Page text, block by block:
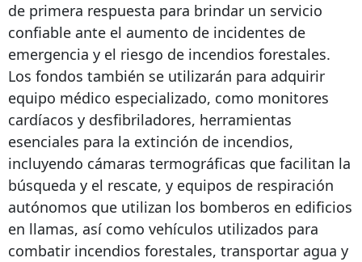
de primera respuesta para brindar un servicio
confiable ante el aumento de incidentes de
emergencia y el riesgo de incendios forestales.
Los fondos también se utilizarán para adquirir
equipo médico especializado, como monitores
cardíacos y desfibriladores, herramientas
esenciales para la extinción de incendios,
incluyendo cámaras termográficas que facilitan la
búsqueda y el rescate, y equipos de respiración
autónomos que utilizan los bomberos en edificios
en llamas, así como vehículos utilizados para
combatir incendios forestales, transportar agua y